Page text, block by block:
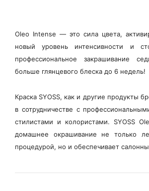
Oleo Intense — это сила цвета,
новый уровень интенсивности и
профессиональное закрашивание
больше глянцевого блеска до 6 недель!
Краска SYOSS, как и другие продукты
в сотрудничестве с
стилистами и колористами. SYOSS
домашнее окрашивание не только
процедурой, но и обеспечивает